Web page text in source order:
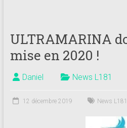
ULTRAMARINA
mise en 2020 !
Daniel News L181
12 décembre 2019 News L181